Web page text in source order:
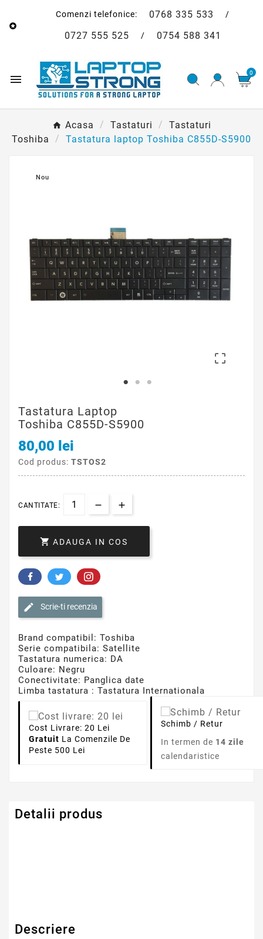

Comenzi telefonice: 0768 335 533
0727 555 525 / 0754 588 341
 0
Acasa Tastaturi
Tastaturi
Toshiba
Tastatura laptop Toshiba C855D-S5900
Nou

Tastatura Laptop
Toshiba C855D-S5900
80,00 lei
Cod produs: TSTOS2
CANTITATE:
 ADAUGA IN COS
Scrie-ti recenzia
Brand compatibil: Toshiba
Serie compatibila: Satellite
Tastatura numerica: DA
Culoare: Negru
Conectivitate: Panglica date
Limba tastatura : Tastatura Internationala
Cost Livrare: 20 Lei
Gratuit La Comenzile De
Peste 500 Lei
Schimb / Retur
In termen de 14 zile
calendaristice
Detalii produs
Descriere